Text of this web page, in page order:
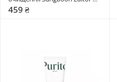
120 гр
459 ₴